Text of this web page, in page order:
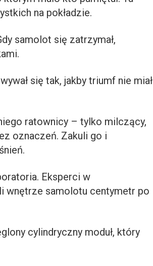
na pokładzie.
samolot się zatrzymał,
się tak, jakby triumf nie miał
ratownicy – tylko milczący,
oznaczeń. Zakuli go i
Eksperci w
wnętrze samolotu centymetr po
cylindryczny moduł, który